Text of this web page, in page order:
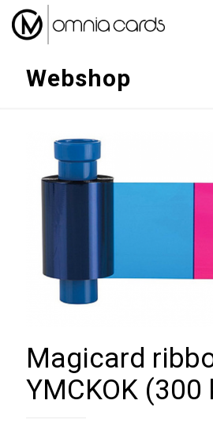
Webshop
Magicard
YMCKOK